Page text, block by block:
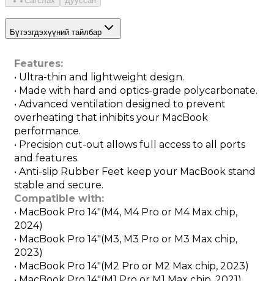
Бүтээгдэхүүний тайлбар
Features:
• Ultra-thin and lightweight design.
• Made with hard and optics-grade polycarbonate.
• Advanced ventilation designed to prevent
overheating that inhibits your MacBook
performance.
• Precision cut-out allows full access to all ports
and features.
• Anti-slip Rubber Feet keep your MacBook stand
stable and secure.
Compatible with:
• MacBook Pro 14"(M4, M4 Pro or M4 Max chip,
2024)
• MacBook Pro 14"(M3, M3 Pro or M3 Max chip,
2023)
• MacBook Pro 14"(M2 Pro or M2 Max chip, 2023)